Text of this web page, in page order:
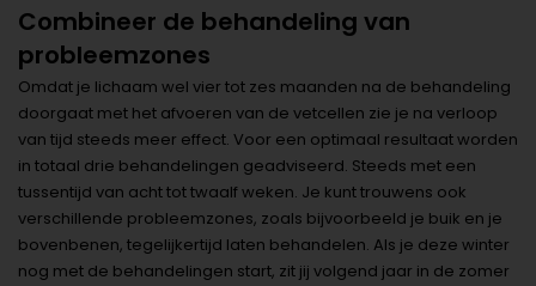
Combineer de behandeling van
probleemzones
Omdat je lichaam wel vier tot zes maanden na de behandeling
doorgaat met het afvoeren van de vetcellen zie je na verloop
van tijd steeds meer effect. Voor een optimaal resultaat worden
in totaal drie behandelingen geadviseerd. Steeds met een
tussentijd van acht tot twaalf weken. Je kunt trouwens ook
verschillende probleemzones, zoals bijvoorbeeld je buik en je
bovenbenen, tegelijkertijd laten behandelen. Als je deze winter
nog met de behandelingen start, zit jij volgend jaar in de zomer